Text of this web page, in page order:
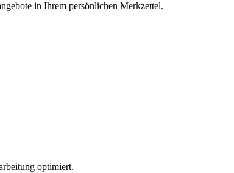
in Ihrem persönlichen Merkzettel.
optimiert.